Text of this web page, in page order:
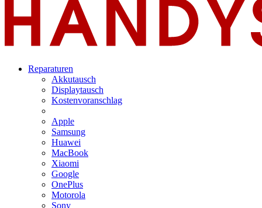
Reparaturen
Akkutausch
Displaytausch
Kostenvoranschlag
Apple
Samsung
Huawei
MacBook
Xiaomi
Google
OnePlus
Motorola
Sony